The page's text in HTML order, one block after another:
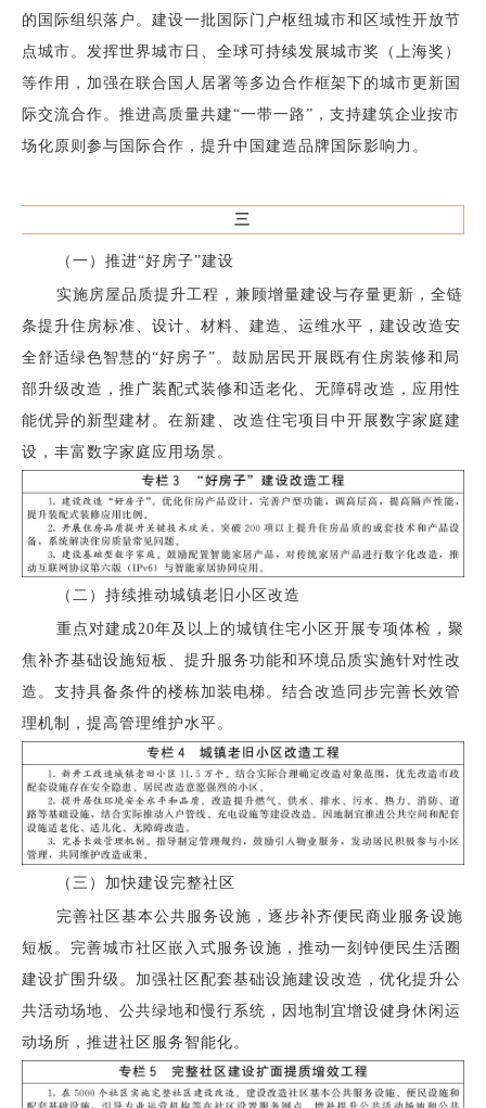
的国际组织落户。建设一批国际门户枢纽城市和区域性开放节
点城市。发挥世界城市日、全球可持续发展城市奖（上海奖）
等作用，加强在联合国人居署等多边合作框架下的城市更新国
际交流合作。推进高质量共建“一带一路”，支持建筑企业按市
场化原则参与国际合作，提升中国建造品牌国际影响力。
三
（一）推进“好房子”建设
实施房屋品质提升工程，兼顾增量建设与存量更新，全链
条提升住房标准、设计、材料、建造、运维水平，建设改造安
全舒适绿色智慧的“好房子”。鼓励居民开展既有住房装修和局
部升级改造，推广装配式装修和适老化、无障碍改造，应用性
能优异的新型建材。在新建、改造住宅项目中开展数字家庭建
设，丰富数字家庭应用场景。
（二）持续推动城镇老旧小区改造
重点对建成20年及以上的城镇住宅小区开展专项体检，聚
焦补齐基础设施短板、提升服务功能和环境品质实施针对性改
造。支持具备条件的楼栋加装电梯。结合改造同步完善长效管
理机制，提高管理维护水平。
（三）加快建设完整社区
完善社区基本公共服务设施，逐步补齐便民商业服务设施
短板。完善城市社区嵌入式服务设施，推动一刻钟便民生活圈
建设扩围升级。加强社区配套基础设施建设改造，优化提升公
共活动场地、公共绿地和慢行系统，因地制宜增设健身休闲运
动场所，推进社区服务智能化。